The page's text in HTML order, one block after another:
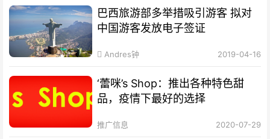
巴西旅游部多举措吸引游客 拟对
中国游客发放电子签证
Andres钟 2019-04-16
‘蕾咪’s Shop：推出各种特色甜
品，疫情下最好的选择
推广信息 2020-07-29